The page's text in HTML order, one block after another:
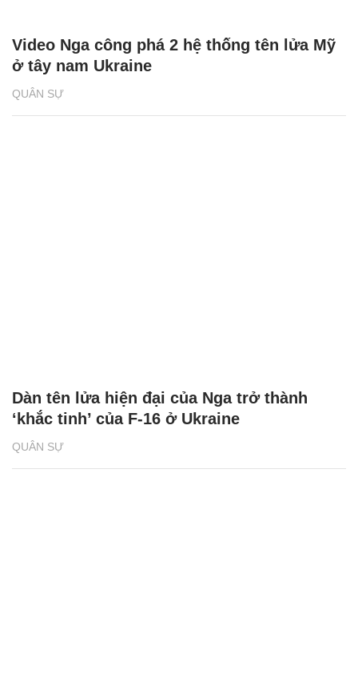
QUÂN SỰ
Video Nga công phá 2 hệ thống tên lửa Mỹ
ở tây nam Ukraine
QUÂN SỰ
Dàn tên lửa hiện đại của Nga trở thành
‘khắc tinh’ của F-16 ở Ukraine